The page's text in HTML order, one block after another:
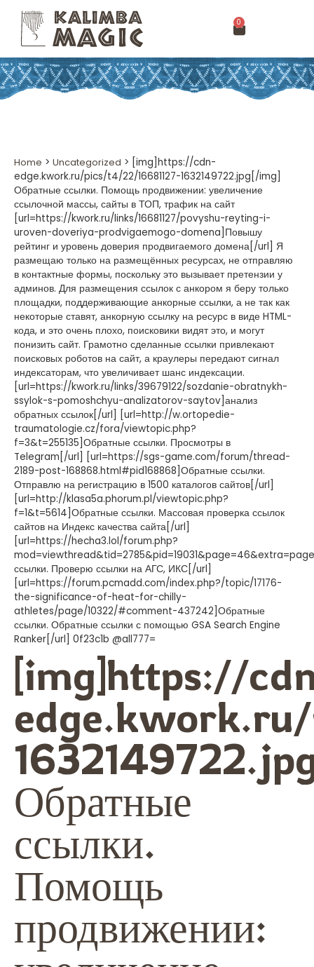
0
Home > Uncategorized > [img]https://cdn-
edge.kwork.ru/pics/t4/22/16681127-1632149722.jpg[/img]
Обратные ссылки. Помощь продвижении: увеличение
ссылочной массы, сайты в ТОП, трафик на сайт
[url=https://kwork.ru/links/16681127/povyshu-reyting-i-
uroven-doveriya-prodvigaemogo-domena]Повышу
рейтинг и уровень доверия продвигаемого домена[/url] Я
размещаю только на размещённых ресурсах, не отправляю
в контактные формы, поскольку это вызывает претензии у
админов. Для размещения ссылок с анкором я беру только
площадки, поддерживающие анкорные ссылки, а не так как
некоторые ставят, анкорную ссылку на ресурс в виде HTML-
кода, и это очень плохо, поисковики видят это, и могут
понизить сайт. Грамотно сделанные ссылки привлекают
поисковых роботов на сайт, а краулеры передают сигнал
индексаторам, что увеличивает шанс индексации.
[url=https://kwork.ru/links/39679122/sozdanie-obratnykh-
ssylok-s-pomoshchyu-analizatorov-saytov]анализ
обратных ссылок[/url] [url=http://w.ortopedie-
traumatologie.cz/fora/viewtopic.php?
f=3&t=255135]Обратные ссылки. Просмотры в
Telegram[/url] [url=https://sgs-game.com/forum/thread-
2189-post-168868.html#pid168868]Обратные ссылки.
Отправлю на регистрацию в 1500 каталогов сайтов[/url]
[url=http://klasa5a.phorum.pl/viewtopic.php?
f=1&t=5614]Обратные ссылки. Массовая проверка ссылок
сайтов на Индекс качества сайта[/url]
[url=https://hecha3.lol/forum.php?
ссылки. Проверю ссылки на АГС, ИКС[/url]
[url=https://forum.pcmadd.com/index.php?/topic/17176-
the-significance-of-heat-for-chilly-
athletes/page/10322/#comment-437242]Обратные
ссылки. Обратные ссылки с помощью GSA Search Engine
Ranker[/url] 0f23c1b @all777=
[img]https://
Обратные
ссылки.
Помощь
продвижении: